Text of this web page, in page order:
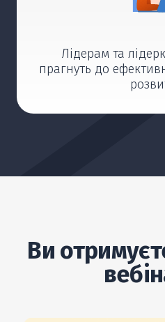
Лідерам та
прагнуть до
Ви